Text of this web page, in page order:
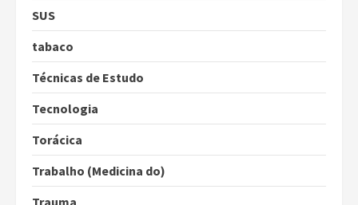
SUS
tabaco
Técnicas de Estudo
Tecnologia
Torácica
Trabalho (Medicina do)